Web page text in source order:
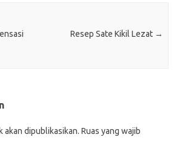
Resep Sate Kikil Lezat →
akan dipublikasikan. Ruas yang wajib